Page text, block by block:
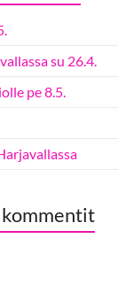
su 26.4.
pe 8.5.